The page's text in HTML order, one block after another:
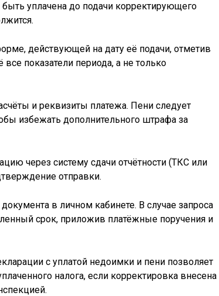
уплачена до подачи корректирующего
действующей на дату её подачи, отметив
показатели периода, а не только
и реквизиты платежа. Пени следует
избежать дополнительного штрафа за
через систему сдачи отчётности (ТКС или
отправки.
в личном кабинете. В случае запроса
срок, приложив платёжные поручения и
с уплатой недоимки и пени позволяет
налога, если корректировка внесена